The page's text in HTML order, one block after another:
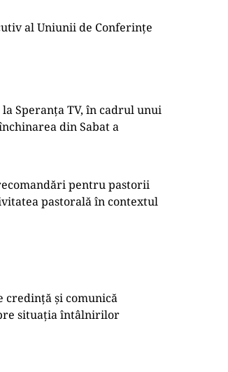
al Uniunii de Conferințe
Speranța TV, în cadrul unui
din Sabat a
pentru pastorii
pastorală în contextul
credință și comunică
situația întâlnirilor